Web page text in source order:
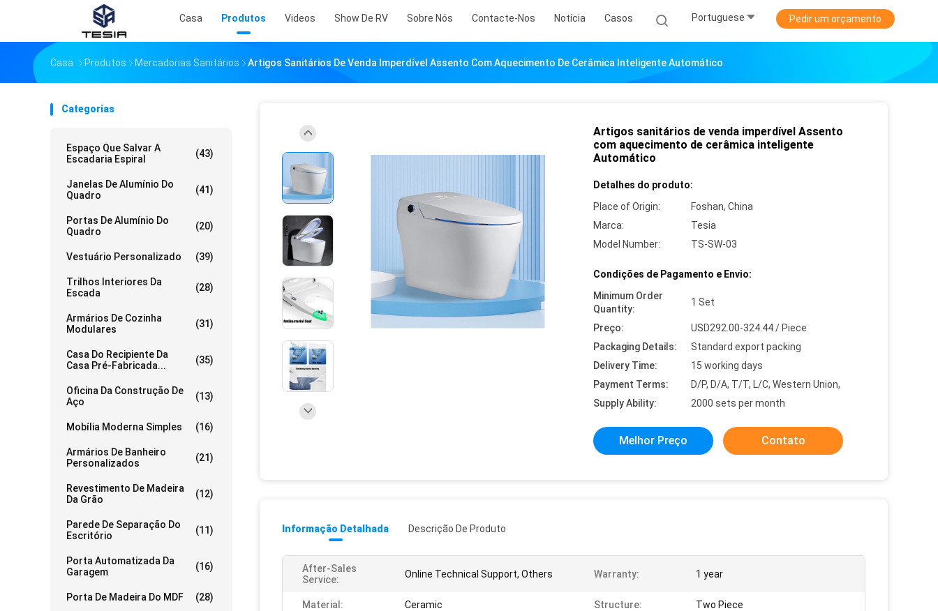
Casa Produtos Videos Show De RV Sobre Nós Contacte-Nos Notícia Casos Portuguese Pedir um orçamento
Casa Produtos Mercadorias Sanitários Artigos Sanitários De Venda Imperdível Assento Com Aquecimento De Cerâmica Inteligente Automático
Categorias
Espaço Que Salvar A
Escadaria Espiral
(43)
Janelas De Alumínio Do
Quadro
(41)
Portas De Alumínio Do
Quadro
(20)
Vestuário Personalizado (39)
Trilhos Interiores Da
Escada
(28)
Armários De Cozinha
Modulares
(31)
Casa Do Recipiente Da
Casa Pré-Fabricada...
(35)
Oficina Da Construção De
Aço
(13)
Mobília Moderna Simples (16)
Armários De Banheiro
Personalizados
(21)
Revestimento De Madeira
Da Grão
(12)
Parede De Separação Do
Escritório
(11)
Porta Automatizada Da
Garagem
(16)
Porta De Madeira Do MDF (28)
Artigos sanitários de venda imperdível Assento
com aquecimento de cerâmica inteligente
Automático
Detalhes do produto:
Place of Origin:
Foshan, China
Marca:
Tesia
Model Number:
TS-SW-03
Condições de Pagamento e Envio:
Minimum Order
Quantity:
1 Set
Preço:
USD292.00-324.44 / Piece
Packaging Details:
Standard export packing
Delivery Time:
15 working days
Payment Terms:
D/P, D/A, T/T, L/C, Western Union,
Supply Ability:
2000 sets per month
Melhor Preço Contato
Informação Detalhada Descrição De Produto
After-Sales
Service:
Online Technical Support, Others Warranty: 1 year
Material: Ceramic Structure: Two Piece